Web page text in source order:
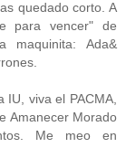
quedado corto. A
para vencer" de
Ada&
IU, viva el PACMA,
Amanecer Morado
Me meo en